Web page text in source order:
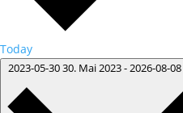
Today
2023-05-3030. Mai 2023-2026-08-08